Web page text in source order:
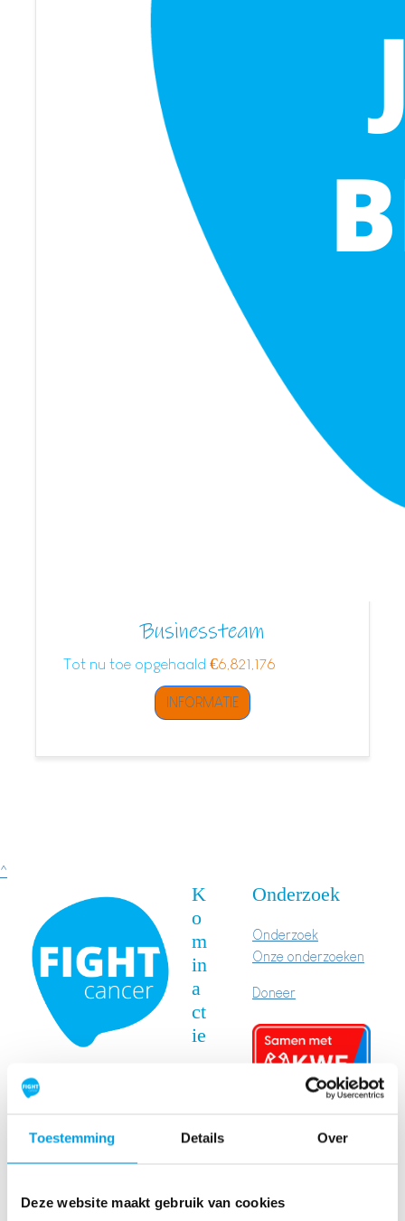
Toestemming Details Over
Deze website maakt gebruik van cookies
Businessteam
Tot nu toe opgehaald €6,821,176
INFORMATIE
^
K
o
m
in
a
ct
ie
je
n
Onderzoek
Onderzoek
Onze onderzoeken
Doneer